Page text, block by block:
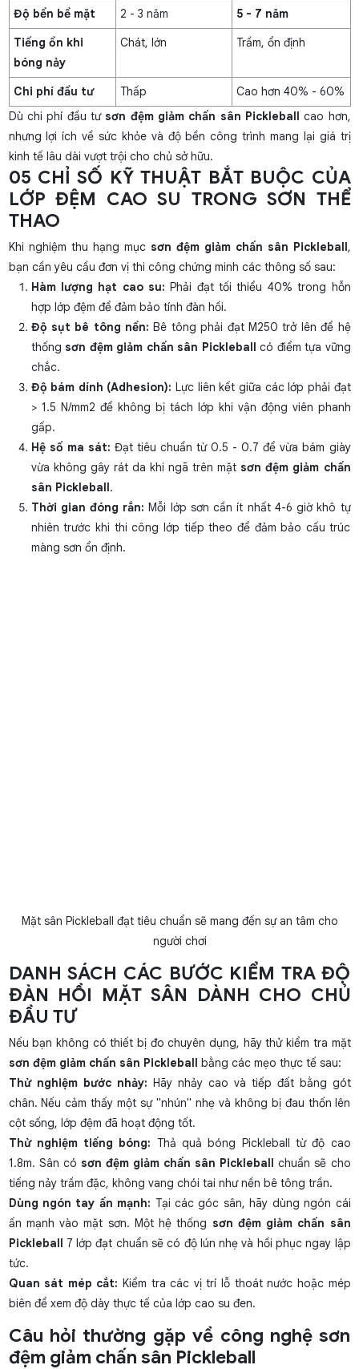
Độ bền bề mặt
2 - 3 năm
5 - 7 năm
Tiếng ồn khi
bóng nảy
Chát, lớn Trầm, ổn định
Chi phí đầu tư Thấp
Cao hơn 40% - 60%
Dù chi phí đầu tư sơn đệm giảm chấn sân Pickleball cao hơn,
nhưng lợi ích về sức khỏe và độ bền công trình mang lại giá trị
kinh tế lâu dài vượt trội cho chủ sở hữu.
05 CHỈ SỐ KỸ THUẬT BẮT BUỘC CỦA
LỚP ĐỆM CAO SU TRONG SƠN THỂ
THAO
Khi nghiệm thu hạng mục sơn đệm giảm chấn sân Pickleball,
bạn cần yêu cầu đơn vị thi công chứng minh các thông số sau:
Hàm lượng hạt cao su: Phải đạt tối thiểu 40% trong hỗn
hợp lớp đệm để đảm bảo tính đàn hồi.
Độ sụt bê tông nền: Bê tông phải đạt M250 trở lên để hệ
thống sơn đệm giảm chấn sân Pickleball có điểm tựa vững
chắc.
Độ bám dính (Adhesion): Lực liên kết giữa các lớp phải đạt
> 1.5 N/mm2 để không bị tách lớp khi vận động viên phanh
gấp.
Hệ số ma sát: Đạt tiêu chuẩn từ 0.5 - 0.7 để vừa bám giày
vừa không gây rát da khi ngã trên mặt sơn đệm giảm chấn
sân Pickleball.
Thời gian đóng rắn: Mỗi lớp sơn cần ít nhất 4-6 giờ khô tự
nhiên trước khi thi công lớp tiếp theo để đảm bảo cấu trúc
màng sơn ổn định.
Mặt sân Pickleball đạt tiêu chuẩn sẽ mang đến sự an tâm cho
người chơi
DANH SÁCH CÁC BƯỚC KIỂM TRA ĐỘ
ĐÀN HỒI MẶT SÂN DÀNH CHO CHỦ
ĐẦU TƯ
Nếu bạn không có thiết bị đo chuyên dụng, hãy thử kiểm tra mặt
sơn đệm giảm chấn sân Pickleball bằng các mẹo thực tế sau:
Thử nghiệm bước nhảy: Hãy nhảy cao và tiếp đất bằng gót
chân. Nếu cảm thấy một sự "nhún" nhẹ và không bị đau thốn lên
cột sống, lớp đệm đã hoạt động tốt.
Thử nghiệm tiếng bóng: Thả quả bóng Pickleball từ độ cao
1.8m. Sân có sơn đệm giảm chấn sân Pickleball chuẩn sẽ cho
tiếng nảy trầm đặc, không vang chói tai như nền bê tông trần.
Dùng ngón tay ấn mạnh: Tại các góc sân, hãy dùng ngón cái
ấn mạnh vào mặt sơn. Một hệ thống sơn đệm giảm chấn sân
Pickleball 7 lớp đạt chuẩn sẽ có độ lún nhẹ và hồi phục ngay lập
tức.
Quan sát mép cắt: Kiểm tra các vị trí lỗ thoát nước hoặc mép
biên để xem độ dày thực tế của lớp cao su đen.
Câu hỏi thường gặp về công nghệ sơn
đệm giảm chấn sân Pickleball